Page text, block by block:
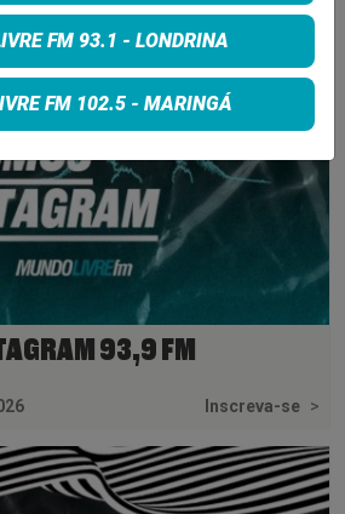
93,9 FM
Inscreva-se >
FM 93.1 - LONDRINA
FM 102.5 - MARINGÁ